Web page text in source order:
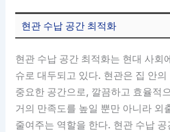
현관 수납 공간 최적화
현관 수납 공간 최적화는 현대 사회
슈로 대두되고 있다. 현관은 집 안
중요한 공간으로, 깔끔하고 효율적
거의 만족도를 높일 뿐만 아니라 외
줄여주는 역할을 한다. 현관 수납